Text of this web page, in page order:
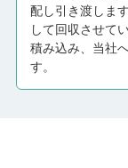
配し引き渡しま
して回収させて
積み込み、当社
す。